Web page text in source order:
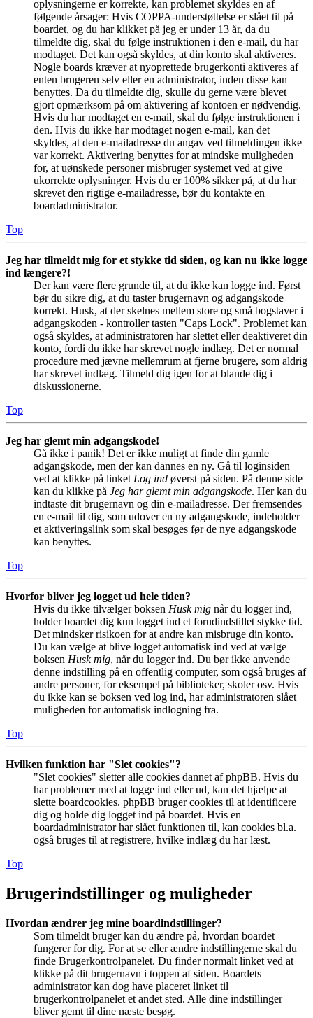
oplysningerne er korrekte, kan problemet skyldes en af
følgende årsager: Hvis COPPA-understøttelse er slået til på
boardet, og du har klikket på jeg er under 13 år, da du
tilmeldte dig, skal du følge instruktionen i den e-mail, du har
modtaget. Det kan også skyldes, at din konto skal aktiveres.
Nogle boards kræver at nyoprettede brugerkonti aktiveres af
enten brugeren selv eller en administrator, inden disse kan
benyttes. Da du tilmeldte dig, skulle du gerne være blevet
gjort opmærksom på om aktivering af kontoen er nødvendig.
Hvis du har modtaget en e-mail, skal du følge instruktionen i
den. Hvis du ikke har modtaget nogen e-mail, kan det
skyldes, at den e-mailadresse du angav ved tilmeldingen ikke
var korrekt. Aktivering benyttes for at mindske muligheden
for, at uønskede personer misbruger systemet ved at give
ukorrekte oplysninger. Hvis du er 100% sikker på, at du har
skrevet den rigtige e-mailadresse, bør du kontakte en
boardadministrator.
Top
Jeg har tilmeldt mig for et stykke tid siden, og kan nu ikke logge
ind længere?!
Der kan være flere grunde til, at du ikke kan logge ind. Først
bør du sikre dig, at du taster brugernavn og adgangskode
korrekt. Husk, at der skelnes mellem store og små bogstaver i
adgangskoden - kontroller tasten "Caps Lock". Problemet kan
også skyldes, at administratoren har slettet eller deaktiveret din
konto, fordi du ikke har skrevet nogle indlæg. Det er normal
procedure med jævne mellemrum at fjerne brugere, som aldrig
har skrevet indlæg. Tilmeld dig igen for at blande dig i
diskussionerne.
Top
Jeg har glemt min adgangskode!
Gå ikke i panik! Det er ikke muligt at finde din gamle
adgangskode, men der kan dannes en ny. Gå til loginsiden
ved at klikke på linket Log ind øverst på siden. På denne side
kan du klikke på Jeg har glemt min adgangskode. Her kan du
indtaste dit brugernavn og din e-mailadresse. Der fremsendes
en e-mail til dig, som udover en ny adgangskode, indeholder
et aktiveringslink som skal besøges før de nye adgangskode
kan benyttes.
Top
Hvorfor bliver jeg logget ud hele tiden?
Hvis du ikke tilvælger boksen Husk mig når du logger ind,
holder boardet dig kun logget ind et forudindstillet stykke tid.
Det mindsker risikoen for at andre kan misbruge din konto.
Du kan vælge at blive logget automatisk ind ved at vælge
boksen Husk mig, når du logger ind. Du bør ikke anvende
denne indstilling på en offentlig computer, som også bruges af
andre personer, for eksempel på biblioteker, skoler osv. Hvis
du ikke kan se boksen ved log ind, har administratoren slået
muligheden for automatisk indlogning fra.
Top
Hvilken funktion har "Slet cookies"?
"Slet cookies" sletter alle cookies dannet af phpBB. Hvis du
har problemer med at logge ind eller ud, kan det hjælpe at
slette boardcookies. phpBB bruger cookies til at identificere
dig og holde dig logget ind på boardet. Hvis en
boardadministrator har slået funktionen til, kan cookies bl.a.
også bruges til at registrere, hvilke indlæg du har læst.
Top
Brugerindstillinger og muligheder
Hvordan ændrer jeg mine boardindstillinger?
Som tilmeldt bruger kan du ændre på, hvordan boardet
fungerer for dig. For at se eller ændre indstillingerne skal du
finde Brugerkontrolpanelet. Du finder normalt linket ved at
klikke på dit brugernavn i toppen af siden. Boardets
administrator kan dog have placeret linket til
brugerkontrolpanelet et andet sted. Alle dine indstillinger
bliver gemt til dine næste besøg.